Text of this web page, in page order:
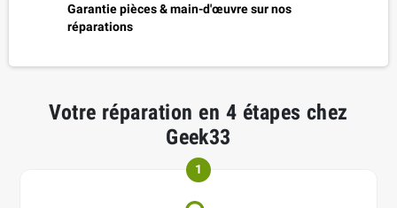
Garantie pièces & main-d'œuvre sur nos
réparations
Votre réparation en 4 étapes chez
Geek33
1